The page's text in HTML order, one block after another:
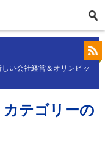
い会社経営＆オリンピッ
カテゴリーの